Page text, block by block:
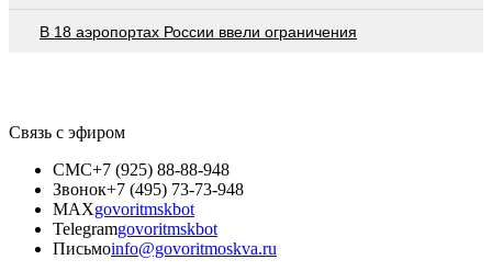
В 18 аэропортах России ввели ограничения
Связь с эфиром
СМС+7 (925) 88-88-948
Звонок+7 (495) 73-73-948
MAXgovoritmskbot
Telegramgovoritmskbot
Письмоinfo@govoritmoskva.ru